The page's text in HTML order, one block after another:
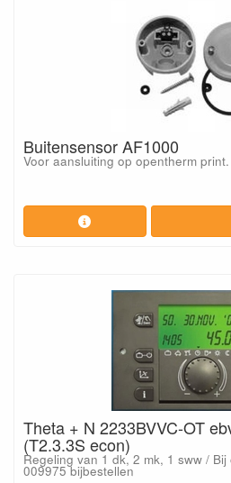
Buitensensor AF1000
Voor aansluiting op opentherm print.
Theta + N 2233BVVC-OT
(T2.3.3S econ)
Regeling van 1 dk, 2 mk, 1 sww /
009975 bijbestellen